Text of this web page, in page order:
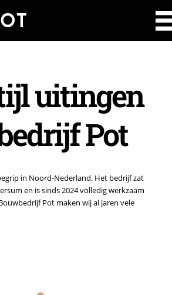
uitingen
Pot
in Noord-Nederland. Het bedrijf zat
en is sinds 2024 volledig werkzaam
Pot maken wij al jaren vele